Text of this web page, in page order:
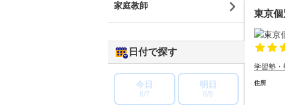
東京
学習塾・
住所
家庭教師
日付で探す
今日
8/7
明日
8/8